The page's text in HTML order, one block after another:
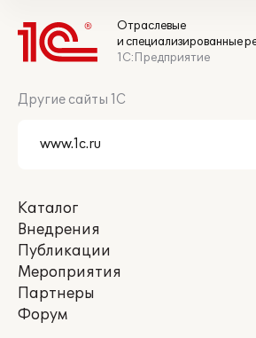
Отраслевые
и специализированные
1С:Предприятие
Другие сайты 1С
Каталог
Внедрения
Публикации
Мероприятия
Партнеры
Форум